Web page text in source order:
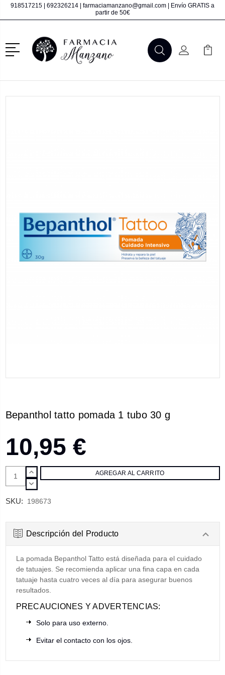
918517215 692326214 farmaciamanzano@gmail.com | Envío GRATIS a
partir de 50€
Menú
BuscarMi Cuenta
Mi
Bepanthol tatto pomada 1 tubo 30 g
10,95 €
AUMENTAR
CANTIDAD:
DISMINUIR
SKU: 198673
Descripción del Producto
La pomada Bepanthol Tatto está diseñada para el cuidado
de tatuajes. Se recomienda aplicar una fina capa en cada
tatuaje hasta cuatro veces al día para asegurar buenos
resultados.
PRECAUCIONES Y ADVERTENCIAS:
Solo para uso externo.
Evitar el contacto con los ojos.